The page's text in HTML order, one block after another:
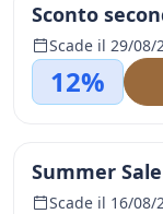
Sconto
Scade il 29/08/
12%
Summer Sale
Scade il 16/08/